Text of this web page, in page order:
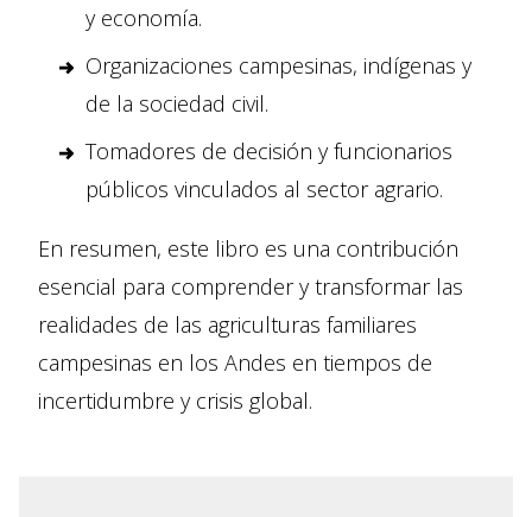
y economía.
Organizaciones campesinas, indígenas y
de la sociedad civil.
Tomadores de decisión y funcionarios
públicos vinculados al sector agrario.
En resumen, este libro es una contribución
esencial para comprender y transformar las
realidades de las agriculturas familiares
campesinas en los Andes en tiempos de
incertidumbre y crisis global.